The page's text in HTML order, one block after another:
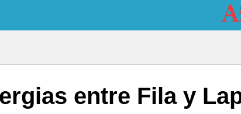
entre Fila y